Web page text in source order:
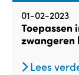
01-02-2023
Toepassen
zwangeren
Lees